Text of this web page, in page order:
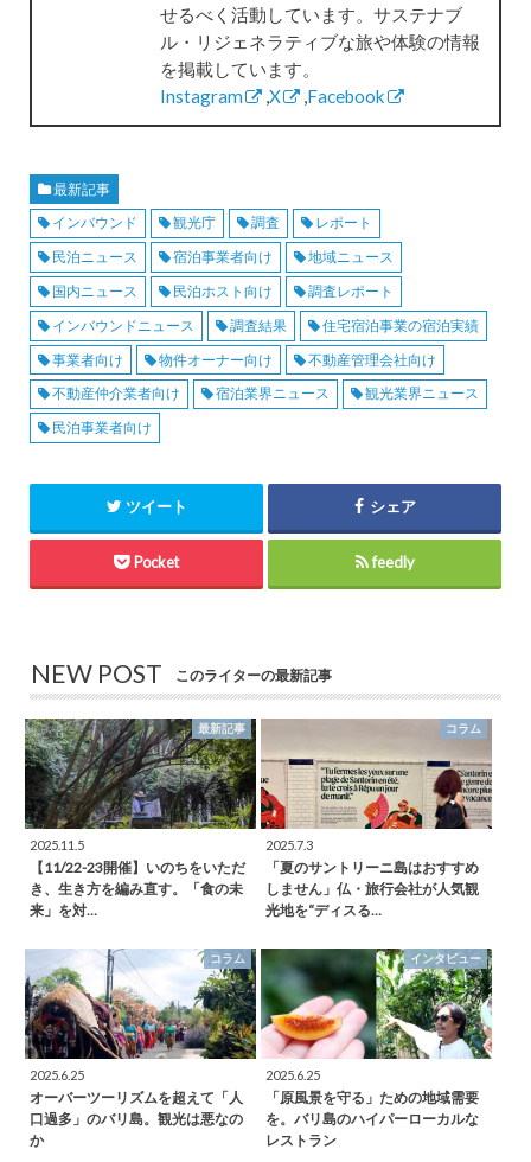
せるべく活動しています。サステナブ
ル・リジェネラティブな旅や体験の情報
を掲載しています。
Instagram
,X ,Facebook
最新記事
インバウンド
観光庁 調査
レポート
民泊ニュース
宿泊事業者向け
地域ニュース
国内ニュース
民泊ホスト向け
調査レポート
インバウンドニュース
調査結果
住宅宿泊事業の宿泊実績
事業者向け
物件オーナー向け
不動産管理会社向け
不動産仲介業者向け
宿泊業界ニュース
観光業界ニュース
民泊事業者向け
ツイート シェア
Pocket feedly
NEW POST このライターの最新記事
最新記事
2025.11.5
【11/22-23開催】いのちをいただ
き、生き方を編み直す。「食の未
来」を対…
コラム
2025.7.3
「夏のサントリーニ島はおすすめ
しません」仏・旅行会社が人気観
光地を“ディスる…
コラム
2025.6.25
オーバーツーリズムを超えて「人
口過多」のバリ島。観光は悪なの
か
インタビュー
2025.6.25
「原風景を守る」ための地域需要
を。バリ島のハイパーローカルな
レストラン